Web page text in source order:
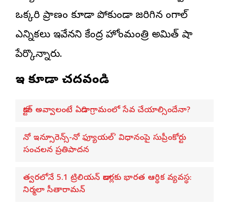
ఒక్కరి ప్రాణం కూడా పోకుండా జరిగిన బెంగాల్
ఎన్నికలు ఇవేనని కేంద్ర హోంమంత్రి అమిత్ షా
పేర్కొన్నారు.
ఇవి కూడా చదవండి
డాక్టర్ అవ్వాలంటే ఏడాది గ్రామంలో సేవ చేయాల్సిందేనా?
నో ఇన్సూరెన్స్-నో ఫ్యూయల్’ విధానంపై సుప్రీంకోర్టు
సంచలన ప్రతిపాదన
త్వరలోనే 5.1 ట్రిలియన్ డాలర్లకు భారత ఆర్థిక వ్యవస్థ:
నిర్మలా సీతారామన్